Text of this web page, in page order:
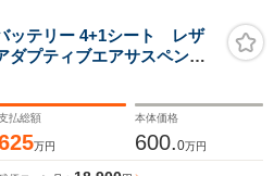
ッテリー 4+1シート レザ
プティブエアサスペンシ
援ACC 20インチ タイカ
レイ アンビエントライ
払総額
万円
本体価格
600.0万円